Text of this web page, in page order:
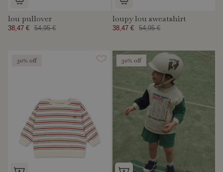
lou pullover
38,47 € 54,95 €
loupy lou sweatshirt
38,47 € 54,95 €
30% off 30% off